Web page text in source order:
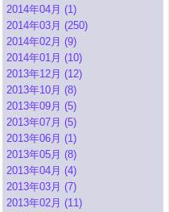
2014年04月 (1)
2014年03月 (250)
2014年02月 (9)
2014年01月 (10)
2013年12月 (12)
2013年10月 (8)
2013年09月 (5)
2013年07月 (5)
2013年06月 (1)
2013年05月 (8)
2013年04月 (4)
2013年03月 (7)
2013年02月 (11)